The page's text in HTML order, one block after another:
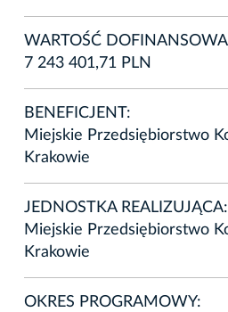
WARTOŚĆ
7 243 401,71 PLN
BENEFICJENT:
Miejskie Przedsiębiorstwo
Krakowie
JEDNOSTKA REALIZUJĄCA:
Miejskie Przedsiębiorstwo
Krakowie
OKRES PROGRAMOWY: